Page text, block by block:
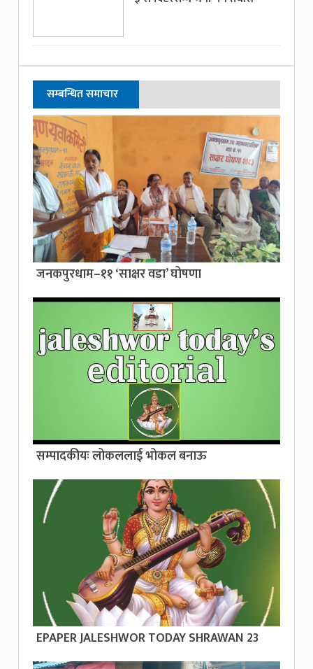
सम्बन्धित समाचार
जनकपुरधाम–११ ‘साक्षर वडा’ घोषणा
सम्पादकीयः लोकललाई भोकल बनाऊ
EPAPER JALESHWOR TODAY SHRAWAN 23